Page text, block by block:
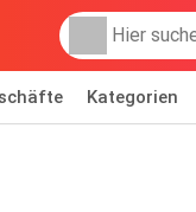
Kategorien